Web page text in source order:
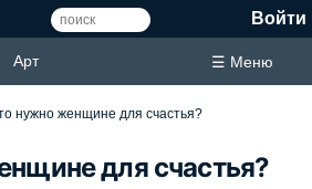
Войти
Арт ☰ Меню
нужно женщине для счастья?
для счастья?